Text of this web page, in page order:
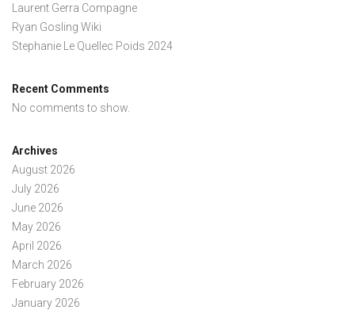
Laurent Gerra Compagne
Ryan Gosling Wiki
Stephanie Le Quellec Poids 2024
Recent Comments
No comments to show.
Archives
August 2026
July 2026
June 2026
May 2026
April 2026
March 2026
February 2026
January 2026